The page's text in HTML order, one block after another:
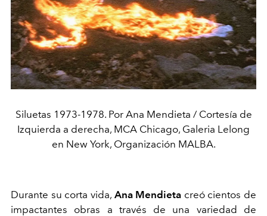
Siluetas 1973-1978. Por Ana Mendieta / Cortesía de
Izquierda a derecha, MCA Chicago, Galeria Lelong
en New York, Organización MALBA.
Durante su corta vida, Ana Mendieta creó cientos de
impactantes obras a través de una variedad de